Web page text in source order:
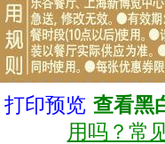
打印预览 查看黑
用吗？常